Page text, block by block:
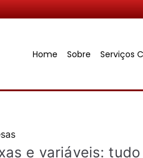
Home Sobre Serviços
e variáveis: